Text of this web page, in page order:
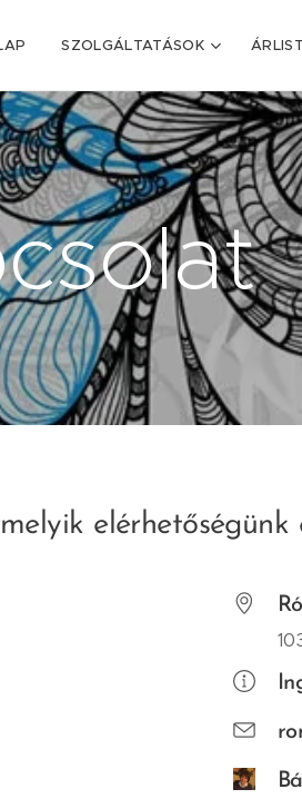
SZOLGÁLTATÁSOK
elérhetőségünk